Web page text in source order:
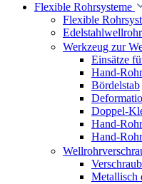
Flexible Rohrsysteme
Flexible
Edelstahlwellrohr
Werkzeug zur
Einsätze
Hand-
Bördelstab
Doppel-
Hand-
Hand-
Metallisch